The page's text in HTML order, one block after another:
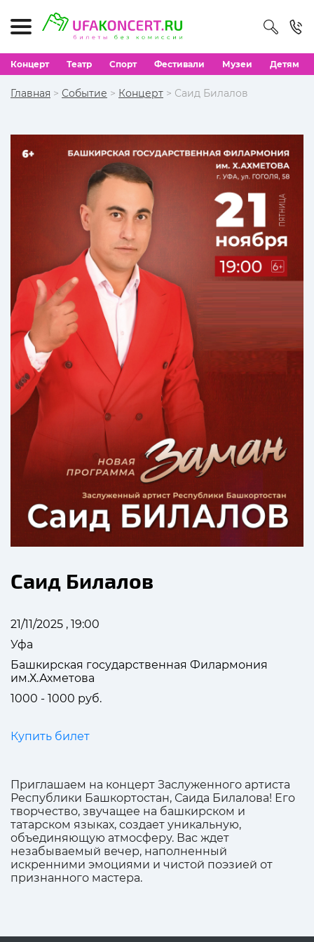
Концерт Театр Спорт Фестивали Музеи Детям
Главная > Событие > Концерт > Саид Билалов
Саид Билалов
21/11/2025 , 19:00
Уфа
Башкирская государственная Филармония
им.Х.Ахметова
1000 - 1000 руб.
Купить билет
Приглашаем на концерт Заслуженного артиста
Республики Башкортостан, Саида Билалова! Его
творчество, звучащее на башкирском и
татарском языках, создает уникальную,
объединяющую атмосферу. Вас ждет
незабываемый вечер, наполненный
искренними эмоциями и чистой поэзией от
признанного мастера.